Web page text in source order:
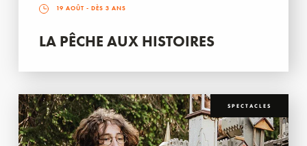
19 AOÛT - DÈS 3 ANS
LA PÊCHE AUX HISTOIRES
SPECTACLES